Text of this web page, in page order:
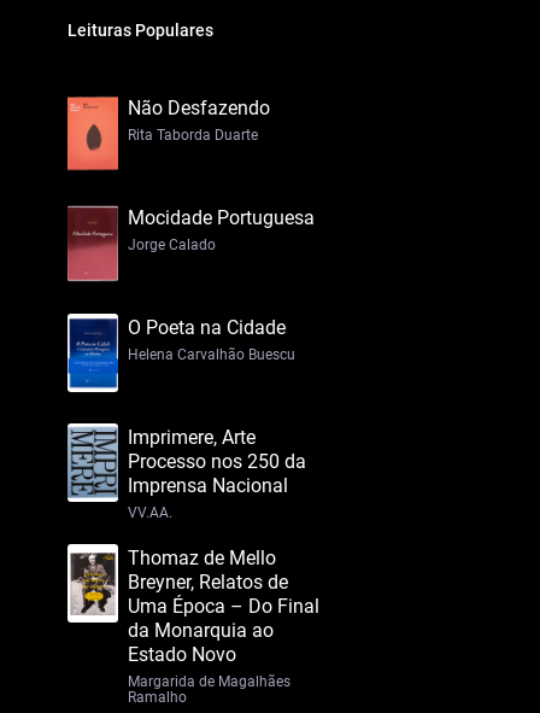
Leituras Populares
Não Desfazendo
Rita Taborda Duarte
Mocidade Portuguesa
Jorge Calado
O Poeta na Cidade
Helena Carvalhão Buescu
Imprimere, Arte
Processo nos 250 da
Imprensa Nacional
VV.AA.
Thomaz de Mello
Breyner, Relatos de
Uma Época – Do Final
da Monarquia ao
Estado Novo
Margarida de Magalhães
Ramalho